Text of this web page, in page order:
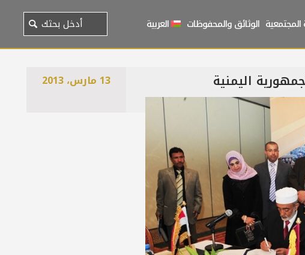
الوثائق والمحفوظات العربية
اليمنية 13 مارس، 2013